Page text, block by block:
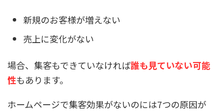
新規のお客様が増えない
売上に変化がない
場合、集客もできていなければ誰も見ていない可能
性もあります。
ホームページで集客効果がないのには7つの原因が